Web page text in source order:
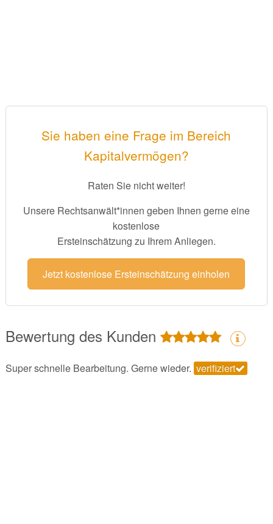
Sie haben eine Frage im Bereich
Kapitalvermögen?
Raten Sie nicht weiter!
Unsere Rechtsanwält*innen geben Ihnen gerne eine
kostenlose
Ersteinschätzung zu Ihrem Anliegen.
Jetzt kostenlose Ersteinschätzung einholen
Bewertung des Kunden
Super schnelle Bearbeitung. Gerne wieder. verifiziert